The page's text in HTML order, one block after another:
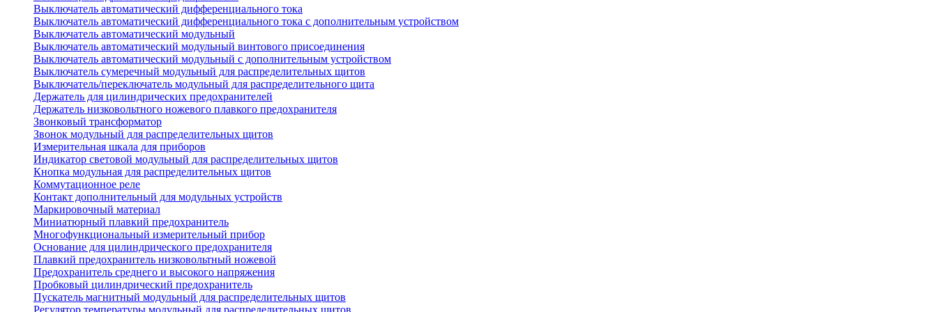
Выключатель автоматический дифференциального тока
Выключатель автоматический дифференциального тока с дополнительным устройством
Выключатель автоматический модульный
Выключатель автоматический модульный винтового присоединения
Выключатель автоматический модульный с дополнительным устройством
Выключатель сумеречный модульный для распределительных щитов
Выключатель/переключатель модульный для распределительного щита
Держатель для цилиндрических предохранителей
Держатель низковольтного ножевого плавкого предохранителя
Звонковый трансформатор
Звонок модульный для распределительных щитов
Измерительная шкала для приборов
Индикатор световой модульный для распределительных щитов
Кнопка модульная для распределительных щитов
Коммутационное реле
Контакт дополнительный для модульных устройств
Маркировочный материал
Миниатюрный плавкий предохранитель
Многофункциональный измерительный прибор
Основание для цилиндрического предохранителя
Плавкий предохранитель низковольтный ножевой
Предохранитель среднего и высокого напряжения
Пробковый цилиндрический предохранитель
Пускатель магнитный модульный для распределительных щитов
Регулятор температуры модульный для распределительных щитов